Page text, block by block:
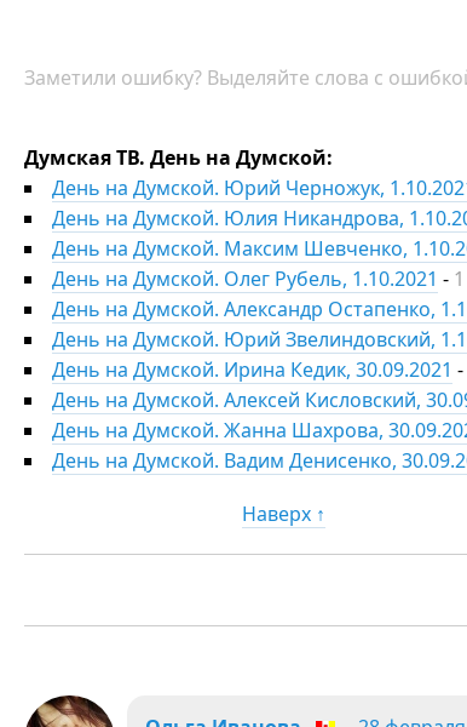
Заметили ошибку? Выделяйте слова с
Думская ТВ. День на Думской:
День на Думской. Юрий Черножук,
День на Думской. Юлия Никандрова,
День на Думской. Максим Шевченко,
День на Думской. Олег Рубель, 1.10.2021 -
День на Думской. Александр Остапенко,
День на Думской. Юрий Звелиндовский,
День на Думской. Ирина Кедик, 30.09.2021 -
День на Думской. Алексей Кисловский,
День на Думской. Жанна Шахрова,
День на Думской. Вадим Денисенко,
Наверх ↑